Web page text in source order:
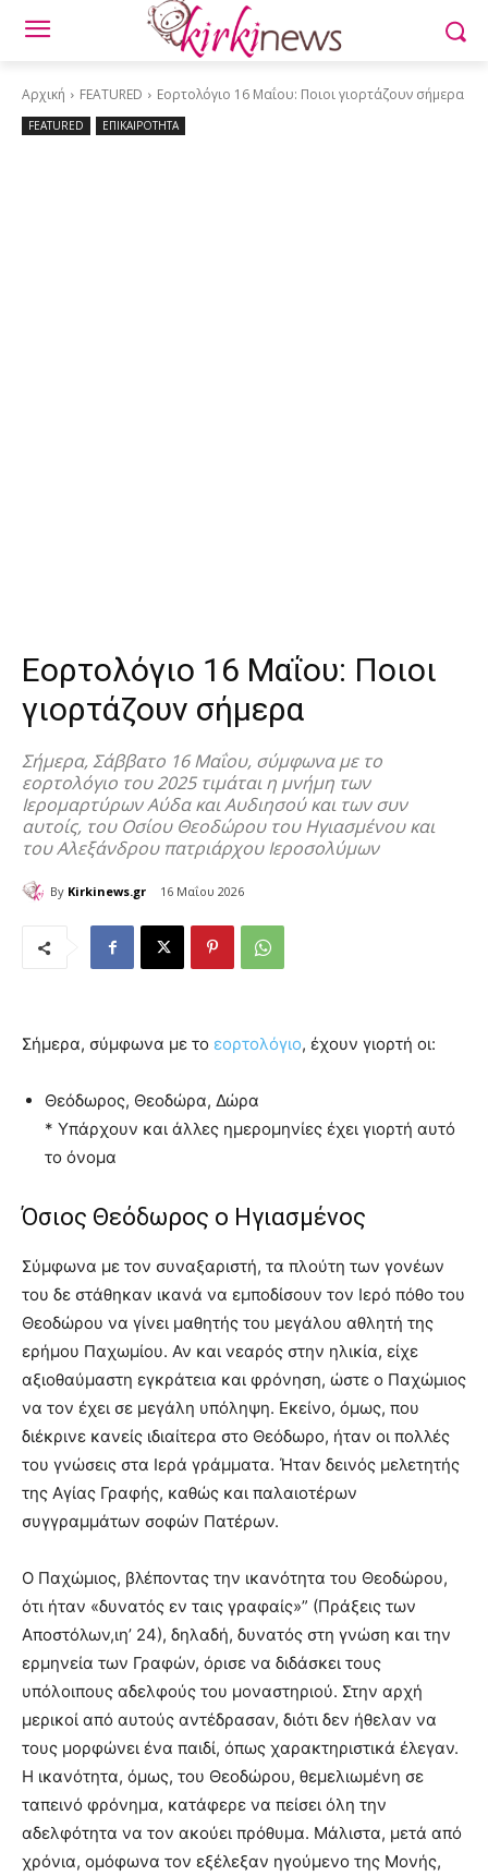
Αρχική FEATURED Εορτολόγιο 16 Μαΐου: Ποιοι γιορτάζουν σήμερα
FEATURED ΕΠΙΚΑΙΡΟΤΗΤΑ
Εορτολόγιο 16 Μαΐου: Ποιοι
γιορτάζουν σήμερα
Σήμερα, Σάββατο 16 Μαΐου, σύμφωνα με το
εορτολόγιο του 2025 τιμάται η μνήμη των
Ιερομαρτύρων Αύδα και Αυδιησού και των συν
αυτοίς, του Οσίου Θεοδώρου του Ηγιασμένου και
του Αλεξάνδρου πατριάρχου Ιεροσολύμων
By Kirkinews.gr 16 Μαΐου 2026
Σήμερα, σύμφωνα με το εορτολόγιο, έχουν γιορτή οι:
Θεόδωρος, Θεοδώρα, Δώρα
* Υπάρχουν και άλλες ημερομηνίες έχει γιορτή αυτό
το όνομα
Όσιος Θεόδωρος ο Ηγιασμένος
Σύμφωνα με τον συναξαριστή, τα πλούτη των γονέων
του δε στάθηκαν ικανά να εμποδίσουν τον Ιερό πόθο του
Θεοδώρου να γίνει μαθητής του μεγάλου αθλητή της
ερήμου Παχωμίου. Αν και νεαρός στην ηλικία, είχε
αξιοθαύμαστη εγκράτεια και φρόνηση, ώστε ο Παχώμιος
να τον έχει σε μεγάλη υπόληψη. Εκείνο, όμως, που
διέκρινε κανείς ιδιαίτερα στο Θεόδωρο, ήταν οι πολλές
του γνώσεις στα Ιερά γράμματα. Ήταν δεινός μελετητής
της Αγίας Γραφής, καθώς και παλαιοτέρων
συγγραμμάτων σοφών Πατέρων.
Ο Παχώμιος, βλέποντας την ικανότητα του Θεοδώρου,
ότι ήταν «δυνατός εν ταις γραφαίς»” (Πράξεις των
Αποστόλων,ιη’ 24), δηλαδή, δυνατός στη γνώση και την
ερμηνεία των Γραφών, όρισε να διδάσκει τους
υπόλοιπους αδελφούς του μοναστηριού. Στην αρχή
μερικοί από αυτούς αντέδρασαν, διότι δεν ήθελαν να
τους μορφώνει ένα παιδί, όπως χαρακτηριστικά έλεγαν.
Η ικανότητα, όμως, του Θεοδώρου, θεμελιωμένη σε
ταπεινό φρόνημα, κατάφερε να πείσει όλη την
αδελφότητα να τον ακούει πρόθυμα. Μάλιστα, μετά από
χρόνια, ομόφωνα τον εξέλεξαν ηγούμενο της Μονής,